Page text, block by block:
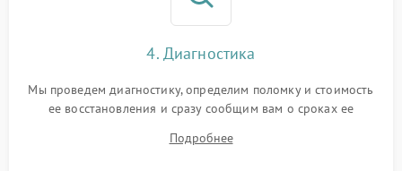
4. Диагностика
Мы проведем диагностику, определим поломку и стоимость
ее восстановления и сразу сообщим вам о сроках ее
Подробнее